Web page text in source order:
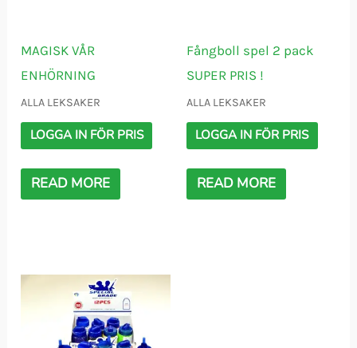
MAGISK VÅR
ENHÖRNING
ALLA LEKSAKER
LOGGA IN FÖR PRIS
READ MORE
Fångboll spel 2 pack
SUPER PRIS !
ALLA LEKSAKER
LOGGA IN FÖR PRIS
READ MORE